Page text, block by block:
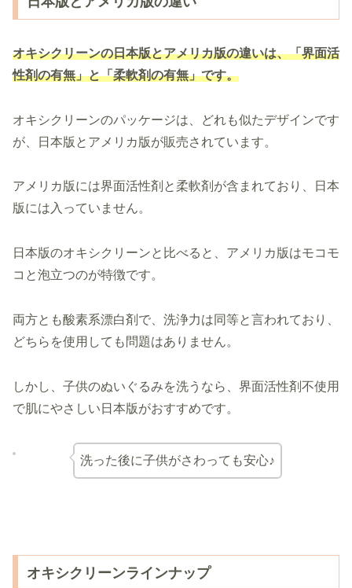
オキシクリーンの日本版とアメリカ版の違いは、「界面活
性剤の有無」と「柔軟剤の有無」です。
オキシクリーンのパッケージは、どれも似たデザインです
が、日本版とアメリカ版が販売されています。
アメリカ版には界面活性剤と柔軟剤が含まれており、日本
版には入っていません。
日本版のオキシクリーンと比べると、アメリカ版はモコモ
コと泡立つのが特徴です。
両方とも酸素系漂白剤で、洗浄力は同等と言われており、
どちらを使用しても問題はありません。
しかし、子供のぬいぐるみを洗うなら、界面活性剤不使用
で肌にやさしい日本版がおすすめです。
洗った後に子供がさわっても安心♪
オキシクリーンラインナップ